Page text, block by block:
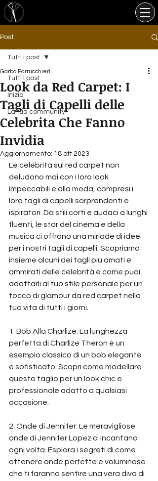
Post
Tutti i post
Inizia
La tua community
Tutti i post
Look da Red Carpet: I
Tagli di Capelli delle
Celebrita Che Fanno
Invidia
Garbo Parrucchieri
Aggiornamento: 18 ott 2023
Le celebrità sul red carpet non
deludono mai con i loro look
impeccabili e alla moda, compresi i
loro tagli di capelli sorprendenti e
ispiratori. Da stili corti e audaci a lunghi
fluenti, le star del cinema e della
musica ci offrono una miriade di idee
per i nostri tagli di capelli. Scopriamo
insieme alcuni dei tagli più amati e
ammirati delle celebrità e come puoi
adattarli al tuo stile personale per un
tocco di glamour da red carpet nella
tua vita di tutti i giorni.
1. Bob Alla Charlize: La lunghezza
perfetta di Charlize Theron è un
esempio classico di un bob elegante
e sofisticato. Scopri come modellare
questo taglio per un look chic e
professionale adatto a qualsiasi
occasione.
2. Onde di Jennifer: Le meravigliose
onde di Jennifer Lopez ci incantano
ogni volta. Esplora i segreti di come
ottenere onde perfette e voluminose
che ti faranno sentire una vera diva di